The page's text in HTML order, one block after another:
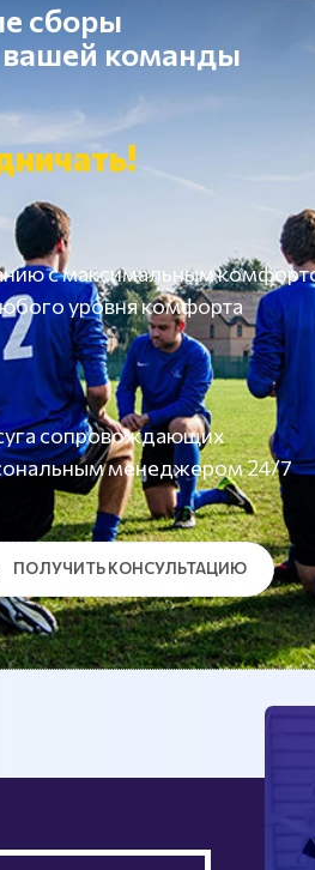
сборы
команды
с максимальным
уровня комфорта
сопровождающих
менеджером 24/7
ПОЛУЧИТЬ КОНСУЛЬТАЦИЮ